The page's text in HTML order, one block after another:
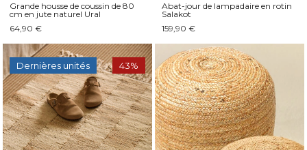
Grande housse de coussin de 80
cm en jute naturel Ural
64,90 €
Abat-jour de lampadaire en rotin
Salakot
159,90 €
Dernières unités 43%